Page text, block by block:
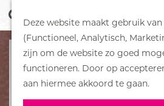
Deze website maakt gebruik
(Functioneel, Analytisch,
zijn om de website zo goed
functioneren. Door op
aan hiermee akkoord te gaan.
G
o
e
k
e
n
M
e
n
u
DORPEN
Bennekom
De Klomp
Deelen